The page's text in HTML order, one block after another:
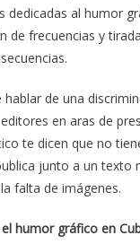
dedicadas al humor
de frecuencias y
de una
en aras de
te dicen que no
junto a un texto
falta de imágenes.
humor gráfico en